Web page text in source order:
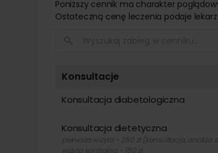
medycyny leczenia otyłości,
medycyny podróży,
ultrasonografii,
gwarantują Pacjentom poczucie
Poniższy cennik ma charakter
Ostateczną cenę leczenia podaje
Konsultacje
Konsultacja diabetologiczna
Konsultacja dietetyczna
pierwsza wizyta - 250 zł (konsultacja, analiza
wizyta kontrolna - 150 zł,